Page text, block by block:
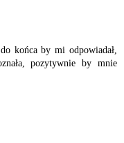
końca by mi odpowiadał,
pozytywnie by mnie